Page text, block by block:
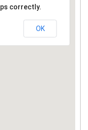
correctly.
OK